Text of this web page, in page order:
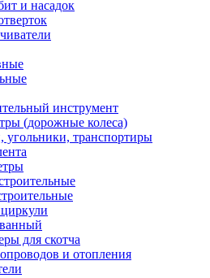
и насадок
инструмент
(дорожные колеса)
угольники, транспортиры
для скотча
и отопления